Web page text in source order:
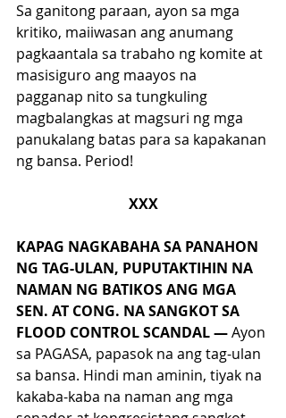
Sa ganitong paraan, ayon sa mga
kritiko, maiiwasan ang anumang
pagkaantala sa trabaho ng komite at
masisiguro ang maayos na
pagganap nito sa tungkuling
magbalangkas at magsuri ng mga
panukalang batas para sa kapakanan
ng bansa. Period!
XXX
KAPAG NAGKABAHA SA PANAHON
NG TAG-ULAN, PUPUTAKTIHIN NA
NAMAN NG BATIKOS ANG MGA
SEN. AT CONG. NA SANGKOT SA
FLOOD CONTROL SCANDAL — Ayon
sa PAGASA, papasok na ang tag-ulan
sa bansa. Hindi man aminin, tiyak na
kakaba-kaba na naman ang mga